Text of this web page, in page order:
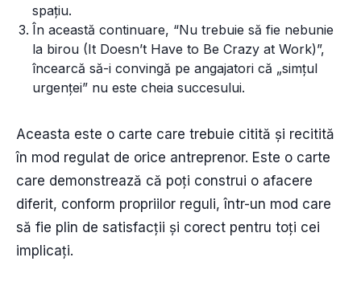
spațiu.
În această continuare, “Nu trebuie să fie nebunie
la birou (It Doesn’t Have to Be Crazy at Work)”,
încearcă să-i convingă pe angajatori că „simțul
urgenței” nu este cheia succesului.
Aceasta este o carte care trebuie citită și recitită
în mod regulat de orice antreprenor. Este o carte
care demonstrează că poți construi o afacere
diferit, conform propriilor reguli, într-un mod care
să fie plin de satisfacții și corect pentru toți cei
implicați.